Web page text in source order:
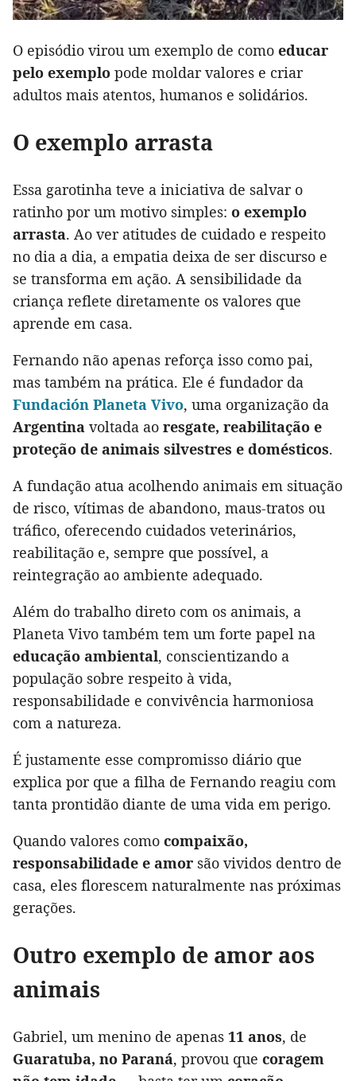
O episódio virou um exemplo de como educar
pelo exemplo pode moldar valores e criar
adultos mais atentos, humanos e solidários.
O exemplo arrasta
Essa garotinha teve a iniciativa de salvar o
ratinho por um motivo simples: o exemplo
arrasta. Ao ver atitudes de cuidado e respeito
no dia a dia, a empatia deixa de ser discurso e
se transforma em ação. A sensibilidade da
criança reflete diretamente os valores que
aprende em casa.
Fernando não apenas reforça isso como pai,
mas também na prática. Ele é fundador da
Fundación Planeta Vivo, uma organização da
Argentina voltada ao resgate, reabilitação e
proteção de animais silvestres e domésticos.
A fundação atua acolhendo animais em situação
de risco, vítimas de abandono, maus-tratos ou
tráfico, oferecendo cuidados veterinários,
reabilitação e, sempre que possível, a
reintegração ao ambiente adequado.
Além do trabalho direto com os animais, a
Planeta Vivo também tem um forte papel na
educação ambiental, conscientizando a
população sobre respeito à vida,
responsabilidade e convivência harmoniosa
com a natureza.
É justamente esse compromisso diário que
explica por que a filha de Fernando reagiu com
tanta prontidão diante de uma vida em perigo.
Quando valores como compaixão,
responsabilidade e amor são vividos dentro de
casa, eles florescem naturalmente nas próximas
gerações.
Outro exemplo de amor aos
animais
Gabriel, um menino de apenas 11 anos, de
Guaratuba, no Paraná, provou que coragem